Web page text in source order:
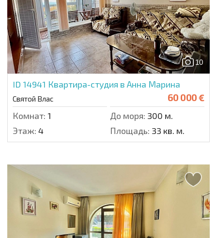
10
ID 14941 Квартира-студия в Анна Марина
Святой Влас 60 000 €
Комнат: 1 До моря: 300 м.
Этаж: 4 Площадь: 33 кв. м.